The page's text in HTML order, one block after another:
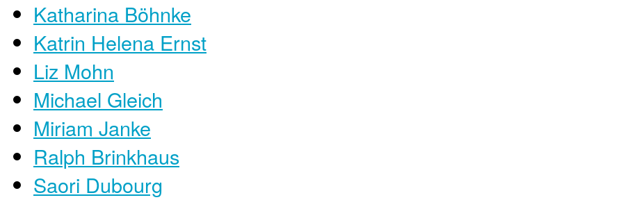
Katharina Böhnke
Katrin Helena Ernst
Liz Mohn
Michael Gleich
Miriam Janke
Ralph Brinkhaus
Saori Dubourg